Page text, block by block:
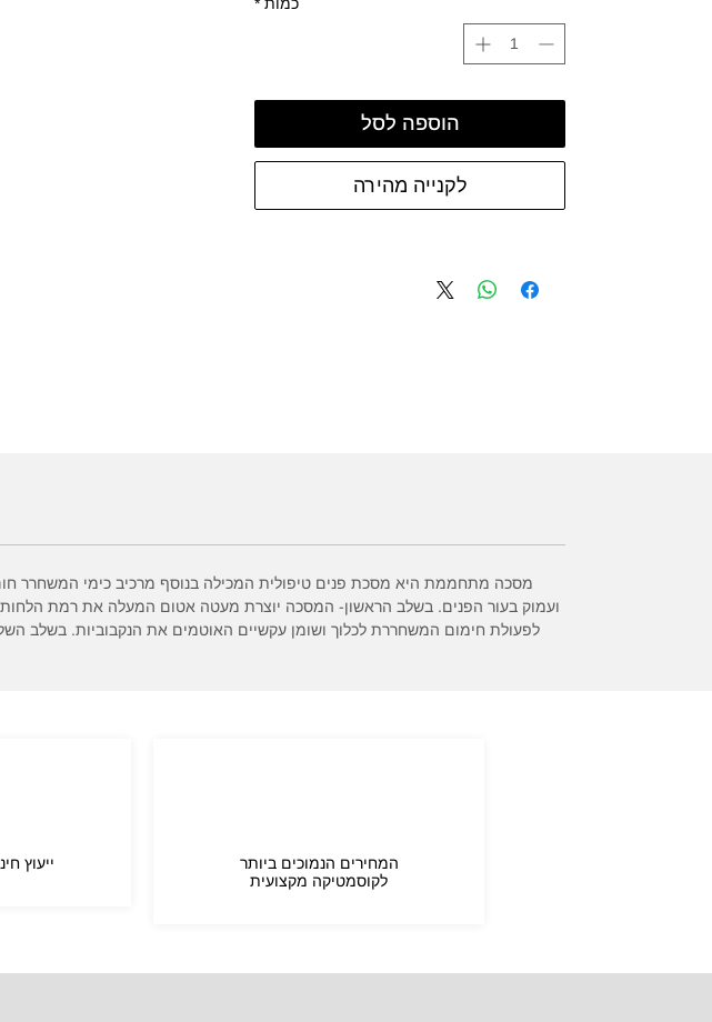
הוספה לסל
לקנייה מהירה
מסכה מתחממת היא מסכת פנים טיפולית המכילה בנוסף מרכיב כימי המשחרר
ועמוק בעור הפנים. בשלב הראשון- המסכה יוצרת מעטה אטום המעלה את רמת הלחות,
לפעולת חימום המשחררת לכלוך ושומן עקשיים האוטמים את הנקבוביות. בשלב
ייעוץ
המחירים הנמוכים ביותר
לקוסמטיקה מקצועית